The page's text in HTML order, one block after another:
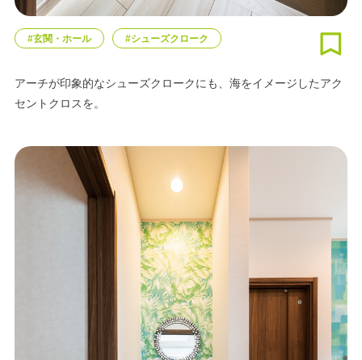
#玄関・ホール #シューズクローク
アーチが印象的なシューズクロークにも、海をイメージしたアク
セントクロスを。